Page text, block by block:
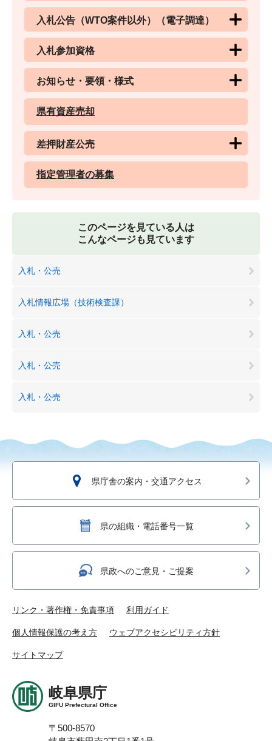
入札公告（WTO案件以外）（電子調達）
入札参加資格
お知らせ・要領・様式
県有資産売却
差押財産公売
指定管理者の募集
このページを見ている人は
こんなページも見ています
入札・公売
入札情報広場（技術検査課）
入札・公売
入札・公売
入札・公売
県庁舎の案内・交通アクセス
県の組織・電話番号一覧
県政へのご意見・ご提案
リンク・著作権・免責事項 利用ガイド
個人情報保護の考え方 ウェブアクセシビリティ方針
サイトマップ
岐阜県庁
GIFU Prefectural Office
〒500-8570